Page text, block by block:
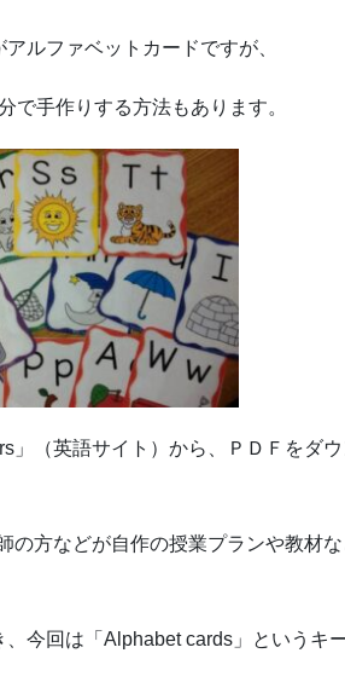
ルファベットカードですが、
で手作りする方法もあります。
」（英語サイト）から、ＰＤＦをダ
の方などが自作の授業プランや教材な
今回は「Alphabet cards」というキ